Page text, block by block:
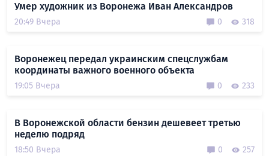
Умер художник из Воронежа Иван Александров
20:49 Вчера 0 318
Воронежец передал украинским спецслужбам
координаты важного военного объекта
19:05 Вчера 0 233
В Воронежской области бензин дешевеет третью
неделю подряд
18:50 Вчера 0 257